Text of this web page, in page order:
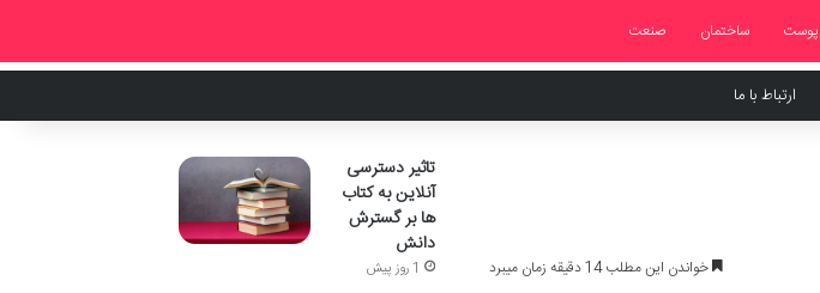
پوست ساختمان صنعت
ارتباط با ما
خواندن این مطلب 14 دقیقه زمان میبرد
تاثیر دسترسی
آنلاین به کتاب
ها بر گسترش
دانش
1 روز پیش